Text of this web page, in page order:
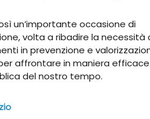
un’importante occasione di
volta a ribadire la necessità
in prevenzione e
affrontare in maniera
del nostro tempo.